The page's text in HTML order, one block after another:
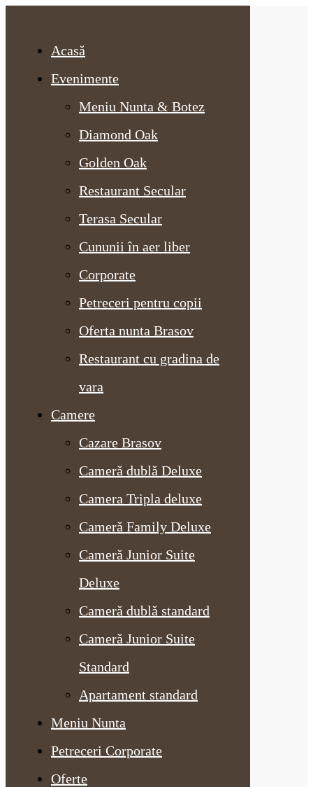
Acasă
Evenimente
Meniu Nunta & Botez
Diamond Oak
Golden Oak
Restaurant Secular
Terasa Secular
Cununii în aer liber
Corporate
Petreceri pentru copii
Oferta nunta Brasov
Restaurant cu gradina de
vara
Camere
Cazare Brasov
Cameră dublă Deluxe
Camera Tripla deluxe
Cameră Family Deluxe
Cameră Junior Suite
Deluxe
Cameră dublă standard
Cameră Junior Suite
Standard
Apartament standard
Meniu Nunta
Petreceri Corporate
Oferte